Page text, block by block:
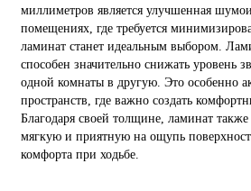
миллиметров является улучшенная
помещениях, где требуется
ламинат станет идеальным выбором.
способен значительно снижать уровень
одной комнаты в другую. Это особенно
пространств, где важно создать
Благодаря своей толщине, ламинат также
мягкую и приятную на ощупь
комфорта при ходьбе.